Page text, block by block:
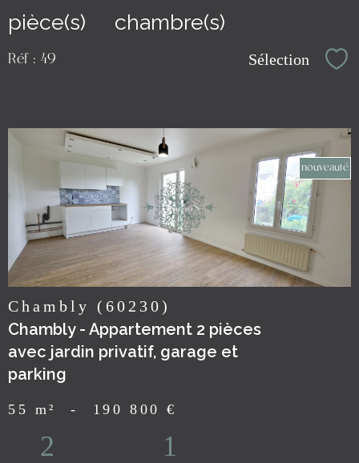
pièce(s) chambre(s)
Réf : 49 Sélection
nouveauté
voir le
bien
Chambly (60230)
Chambly - Appartement 2 pièces
avec jardin privatif, garage et
parking
55 m² - 190 800 €
2 1